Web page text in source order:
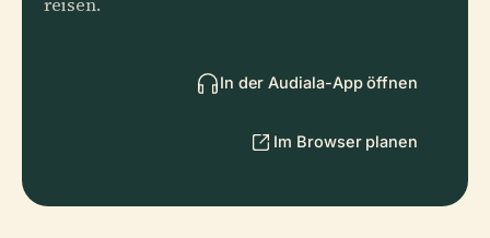
In der Audiala-App öffnen
Im Browser planen